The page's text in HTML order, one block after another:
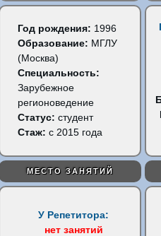
Год рождения: 1996
Образование: МГЛУ
(Москва)
Специальность:
Зарубежное
регионоведение
Статус:студент
Стаж: с 2015 года
МЕСТО ЗАНЯТИЙ
У Репетитора:
нет занятий